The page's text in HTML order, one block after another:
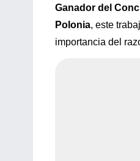
Ganador del
Polonia, este
importancia del